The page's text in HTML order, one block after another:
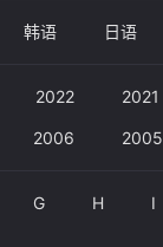
韩语 日语
2022 2021
2006 2005
G H I